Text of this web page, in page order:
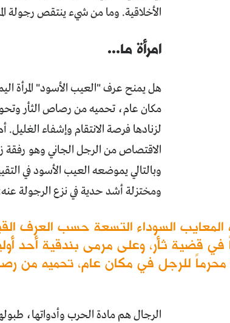
الأخلاقية. وما من شيء ينتقص رجولة
امرأة ما...
هل يمنح عرف "العيب الأسود" المرأة
مكان عام، تحميه من رصاص الثأر
لزنادها فرصة الانتقام وإشفاء
الاقتصاص من الرجل الجاني وهو رفقة
وبالتالي يموضعه العيب الأسود في
ومختزلة أشد حدية في نزع الرجولة عنه:
المعايب السوداء التسعة حسب العرف
في قضية ثأر، وعلى مرمى بندقية أحد
محرماً للرجل في مكان عام، تحميه من
الرجال هم مادة الحرب وأدواتها،